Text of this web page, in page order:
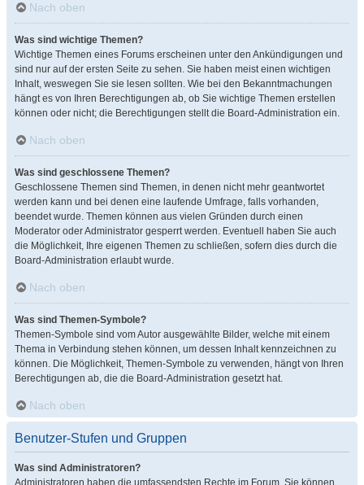
Nach oben
Was sind wichtige Themen?
Wichtige Themen eines Forums erscheinen unter den Ankündigungen und
sind nur auf der ersten Seite zu sehen. Sie haben meist einen wichtigen
Inhalt, weswegen Sie sie lesen sollten. Wie bei den Bekanntmachungen
hängt es von Ihren Berechtigungen ab, ob Sie wichtige Themen erstellen
können oder nicht; die Berechtigungen stellt die Board-Administration ein.
Nach oben
Was sind geschlossene Themen?
Geschlossene Themen sind Themen, in denen nicht mehr geantwortet
werden kann und bei denen eine laufende Umfrage, falls vorhanden,
beendet wurde. Themen können aus vielen Gründen durch einen
Moderator oder Administrator gesperrt werden. Eventuell haben Sie auch
die Möglichkeit, Ihre eigenen Themen zu schließen, sofern dies durch die
Board-Administration erlaubt wurde.
Nach oben
Was sind Themen-Symbole?
Themen-Symbole sind vom Autor ausgewählte Bilder, welche mit einem
Thema in Verbindung stehen können, um dessen Inhalt kennzeichnen zu
können. Die Möglichkeit, Themen-Symbole zu verwenden, hängt von Ihren
Berechtigungen ab, die die Board-Administration gesetzt hat.
Nach oben
Benutzer-Stufen und Gruppen
Was sind Administratoren?
Administratoren haben die umfassendsten Rechte im Forum. Sie können